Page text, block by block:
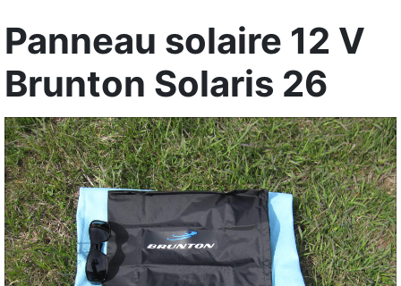
Panneau solaire 12 V
Brunton Solaris 26